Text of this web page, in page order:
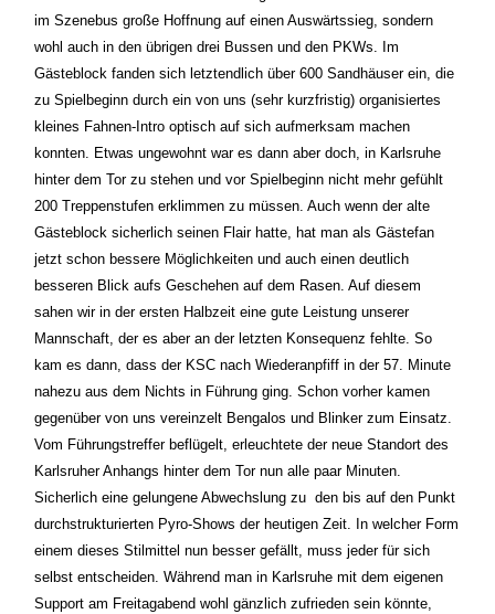
im Szenebus große Hoffnung auf einen Auswärtssieg, sondern
wohl auch in den übrigen drei Bussen und den PKWs. Im
Gästeblock fanden sich letztendlich über 600 Sandhäuser ein, die
zu Spielbeginn durch ein von uns (sehr kurzfristig) organisiertes
kleines Fahnen-Intro optisch auf sich aufmerksam machen
konnten. Etwas ungewohnt war es dann aber doch, in Karlsruhe
hinter dem Tor zu stehen und vor Spielbeginn nicht mehr gefühlt
200 Treppenstufen erklimmen zu müssen. Auch wenn der alte
Gästeblock sicherlich seinen Flair hatte, hat man als Gästefan
jetzt schon bessere Möglichkeiten und auch einen deutlich
besseren Blick aufs Geschehen auf dem Rasen. Auf diesem
sahen wir in der ersten Halbzeit eine gute Leistung unserer
Mannschaft, der es aber an der letzten Konsequenz fehlte. So
kam es dann, dass der KSC nach Wiederanpfiff in der 57. Minute
nahezu aus dem Nichts in Führung ging. Schon vorher kamen
gegenüber von uns vereinzelt Bengalos und Blinker zum Einsatz.
Vom Führungstreffer beflügelt, erleuchtete der neue Standort des
Karlsruher Anhangs hinter dem Tor nun alle paar Minuten.
Sicherlich eine gelungene Abwechslung zu  den bis auf den Punkt
durchstrukturierten Pyro-Shows der heutigen Zeit. In welcher Form
einem dieses Stilmittel nun besser gefällt, muss jeder für sich
selbst entscheiden. Während man in Karlsruhe mit dem eigenen
Support am Freitagabend wohl gänzlich zufrieden sein könnte,